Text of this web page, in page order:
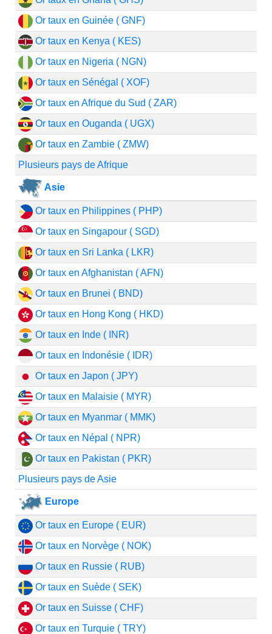
Or taux en Guinée ( GNF)
Or taux en Kenya ( KES)
Or taux en Nigeria ( NGN)
Or taux en Sénégal ( XOF)
Or taux en Afrique du Sud ( ZAR)
Or taux en Ouganda ( UGX)
Or taux en Zambie ( ZMW)
Plusieurs pays de Afrique
Asie
Or taux en Philippines ( PHP)
Or taux en Singapour ( SGD)
Or taux en Sri Lanka ( LKR)
Or taux en Afghanistan ( AFN)
Or taux en Brunei ( BND)
Or taux en Hong Kong ( HKD)
Or taux en Inde ( INR)
Or taux en Indonésie ( IDR)
Or taux en Japon ( JPY)
Or taux en Malaisie ( MYR)
Or taux en Myanmar ( MMK)
Or taux en Népal ( NPR)
Or taux en Pakistan ( PKR)
Plusieurs pays de Asie
Europe
Or taux en Europe ( EUR)
Or taux en Norvège ( NOK)
Or taux en Russie ( RUB)
Or taux en Suède ( SEK)
Or taux en Suisse ( CHF)
Or taux en Turquie ( TRY)